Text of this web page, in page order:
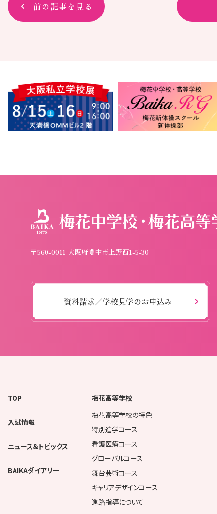
前の記事を見る
〒560-0011 大阪府豊中市上野西1-5-30
資料請求／学校見学のお申込み
TOP
入試情報
ニュース＆トピックス
BAIKAダイアリー
梅花高等学校
梅花高等学校の特色
特別進学コース
看護医療コース
グローバルコース
舞台芸術コース
キャリアデザインコース
進路指導について